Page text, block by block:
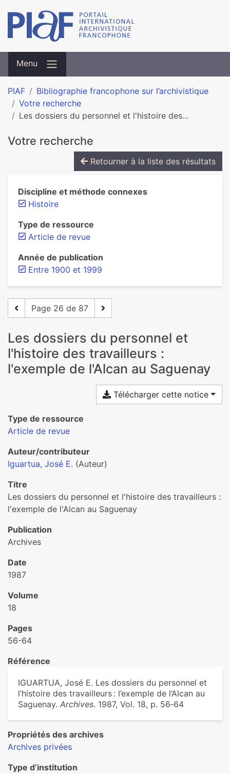
Menu
PIAF
Bibliographie francophone sur l’archivistique
Votre recherche
Les dossiers du personnel et l'histoire des...
Votre recherche
Retourner à la liste des résultats
Discipline et méthode connexes
Histoire
Type de ressource
Article de revue
Année de publication
Entre 1900 et 1999
Page 26 de 87
Les dossiers du personnel et
l'histoire des travailleurs :
l'exemple de l'Alcan au Saguenay
Télécharger cette notice
Type de ressource
Article de revue
Auteur/contributeur
Iguartua, José E. (Auteur)
Titre
Les dossiers du personnel et l'histoire des travailleurs :
l'exemple de l'Alcan au Saguenay
Publication
Archives
Date
1987
Volume
18
Pages
56-64
Référence
IGUARTUA, José E. Les dossiers du personnel et
l’histoire des travailleurs : l’exemple de l’Alcan au
Saguenay. Archives. 1987, Vol. 18, p. 56‑64
Propriétés des archives
Archives privées
Type d’institution